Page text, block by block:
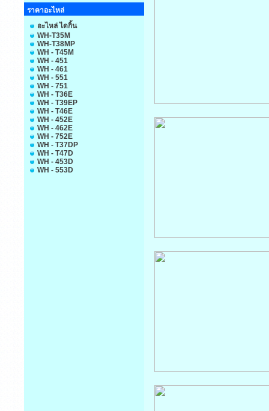
ราคาอะไหล่
อะไหล่ ไดกิ้น
WH-T35M
WH-T38MP
WH - T45M
WH - 451
WH - 461
WH - 551
WH - 751
WH - T36E
WH - T39EP
WH - T46E
WH - 452E
WH - 462E
WH - 752E
WH - T37DP
WH - T47D
WH - 453D
WH - 553D